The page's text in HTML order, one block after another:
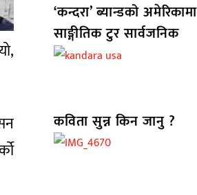
‘कन्दरा’ ब्यान्डको अमेरिकामा
साङ्गीतिक टुर सार्वजनिक
कविता सुन्न किन जानु ?